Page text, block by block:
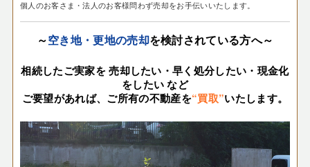
個人のお客さま・法人のお客様問わず売却をお手伝いいたします。
～空き地・更地の売却を検討されている方へ～
相続したご実家を 売却したい・早く処分したい・現金化
をしたい など
ご要望があれば、ご所有の不動産を“買取”いたします。